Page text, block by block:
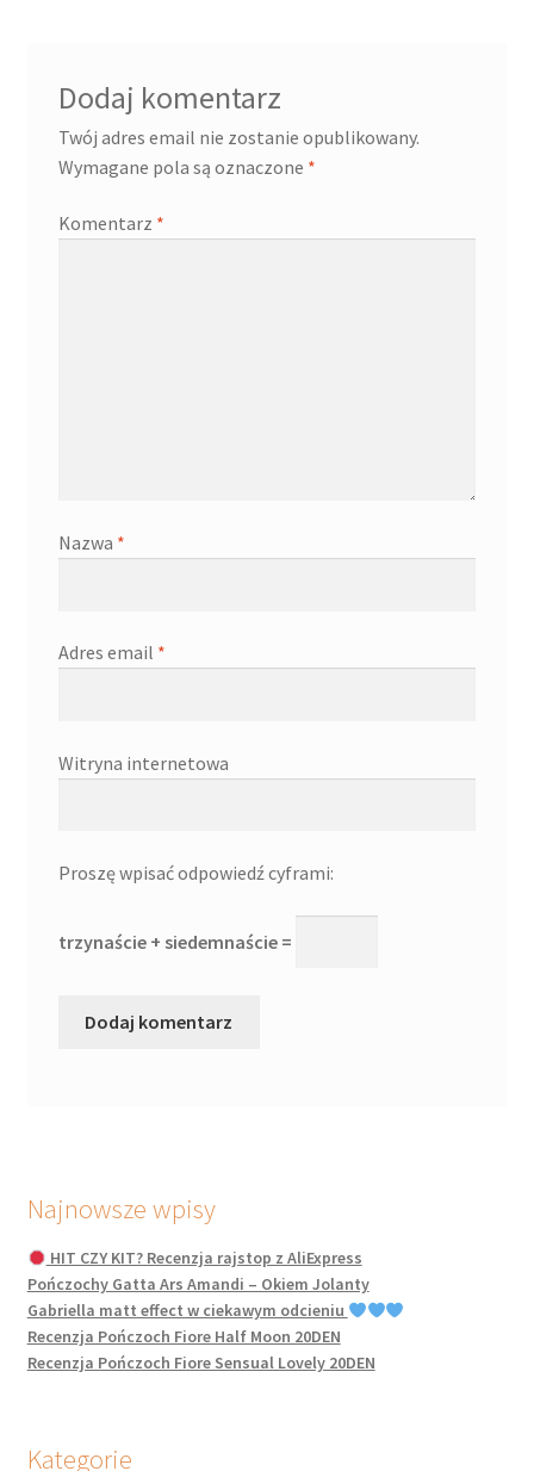
Dodaj komentarz
Twój adres email nie zostanie opublikowany.
Wymagane pola są oznaczone *
Komentarz *
Nazwa *
Adres email *
Witryna internetowa
Proszę wpisać odpowiedź cyframi:
trzynaście + siedemnaście =
Najnowsze wpisy
HIT CZY KIT? Recenzja rajstop z AliExpress
Pończochy Gatta Ars Amandi – Okiem Jolanty
Gabriella matt effect w ciekawym odcieniu
Recenzja Pończoch Fiore Half Moon 20DEN
Recenzja Pończoch Fiore Sensual Lovely 20DEN
Kategorie